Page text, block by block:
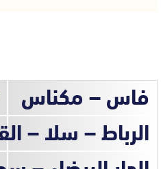
فاس – مكناس
الرباط – سلا –